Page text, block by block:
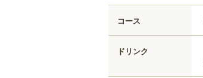
コース
ドリンク